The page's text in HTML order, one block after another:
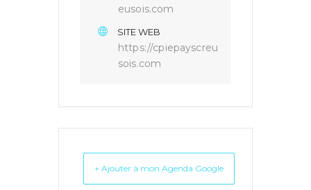
eusois.com
SITE WEB
https://cpiepayscreu
sois.com
+ Ajouter à mon Agenda Google